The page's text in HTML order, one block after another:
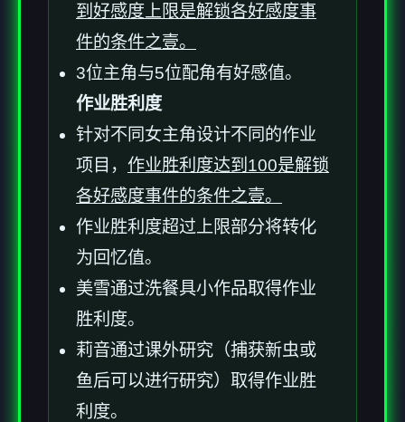
到好感度上限是解锁各好感度事
件的条件之壹。
3位主角与5位配角有好感值。
作业胜利度
针对不同女主角设计不同的作业
项目， 作业胜利度达到100是解锁
各好感度事件的条件之壹。
作业胜利度超过上限部分将转化
为回忆值。
美雪通过洗餐具小作品取得作业
胜利度。
莉音通过课外研究（捕获新虫或
鱼后可以进行研究）取得作业胜
利度。